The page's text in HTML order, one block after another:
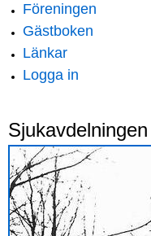
Föreningen
Gästboken
Länkar
Logga in